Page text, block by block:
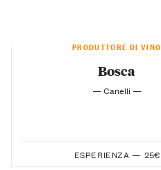
PRODUTTORE DI VINO
Bosca
— Canelli —
ESPERIENZA — 25€